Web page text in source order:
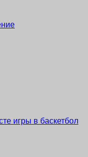
игры в баскетбол